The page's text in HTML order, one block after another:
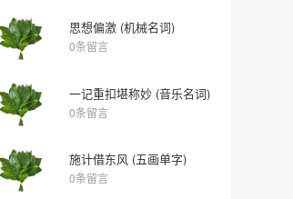
思想偏激 (机械名词)
0条留言
一记重扣堪称妙 (音乐名词)
0条留言
施计借东风 (五画单字)
0条留言